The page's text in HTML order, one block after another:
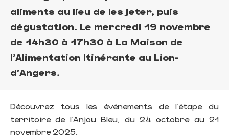
aliments au lieu de les jeter, puis
dégustation. Le mercredi 19 novembre
de 14h30 à 17h30 à La Maison de
l'Alimentation Itinérante au Lion-
d'Angers.
Découvrez tous les événements de l’étape du
territoire de l’Anjou Bleu, du 24 octobre au 21
novembre 2025.